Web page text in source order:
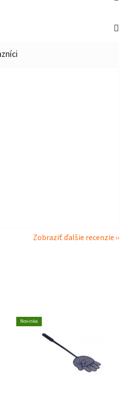
5 hviezdičiek.
5 hviezdičiek.
5 hviezdičiek.
5 hviezdičiek.
Zobraziť ďalšie recenzie
Novinka